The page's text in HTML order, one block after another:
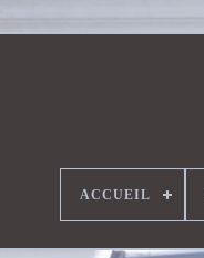
ACCUEIL